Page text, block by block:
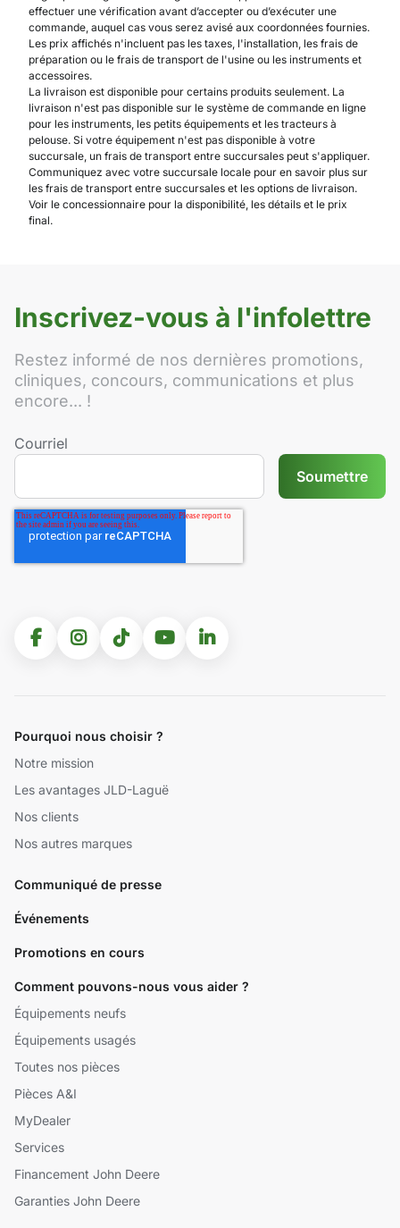
effectuer une vérification avant d’accepter ou d’exécuter une
commande, auquel cas vous serez avisé aux coordonnées fournies.
Les prix affichés n'incluent pas les taxes, l'installation, les frais de
préparation ou le frais de transport de l'usine ou les instruments et
accessoires.
La livraison est disponible pour certains produits seulement. La
livraison n'est pas disponible sur le système de commande en ligne
pour les instruments, les petits équipements et les tracteurs à
pelouse. Si votre équipement n'est pas disponible à votre
succursale, un frais de transport entre succursales peut s'appliquer.
Communiquez avec votre succursale locale pour en savoir plus sur
les frais de transport entre succursales et les options de livraison.
Voir le concessionnaire pour la disponibilité, les détails et le prix
final.
Inscrivez-vous à l'infolettre
Restez informé de nos dernières promotions,
cliniques, concours, communications et plus
encore... !
Courriel
Pourquoi nous choisir ?
Notre mission
Les avantages JLD-Laguë
Nos clients
Nos autres marques
Communiqué de presse
Événements
Promotions en cours
Comment pouvons-nous vous aider ?
Équipements neufs
Équipements usagés
Toutes nos pièces
Pièces A&I
MyDealer
Services
Financement John Deere
Garanties John Deere